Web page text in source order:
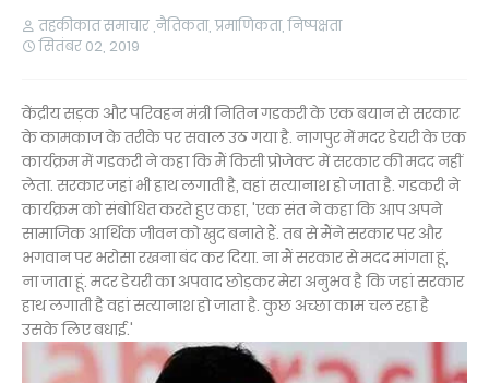
तहकीकात समाचार ,नैतिकता, प्रमाणिकता, निष्पक्षता
सितंबर 02, 2019
केंद्रीय सड़क और परिवहन मंत्री नितिन गडकरी के एक बयान से सरकार
के कामकाज के तरीके पर सवाल उठ गया है. नागपुर में मदर डेयरी के एक
कार्यक्रम में गडकरी ने कहा कि मैं किसी प्रोजेक्ट में सरकार की मदद नहीं
लेता. सरकार जहां भी हाथ लगाती है, वहां सत्यानाश हो जाता है. गडकरी ने
कार्यक्रम को संबोधित करते हुए कहा, 'एक संत ने कहा कि आप अपने
सामाजिक आर्थिक जीवन को खुद बनाते हैं. तब से मैंने सरकार पर और
भगवान पर भरोसा रखना बंद कर दिया. ना मैं सरकार से मदद मांगता हूं,
ना जाता हूं. मदर डेयरी का अपवाद छोड़कर मेरा अनुभव है कि जहां सरकार
हाथ लगाती है वहां सत्यानाश हो जाता है. कुछ अच्छा काम चल रहा है
उसके लिए बधाई.'